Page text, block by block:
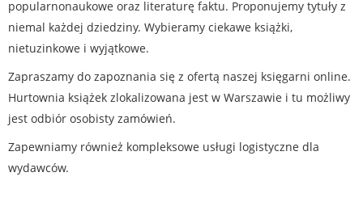
popularnonaukowe oraz literaturę faktu. Proponujemy tytuły z
niemal każdej dziedziny. Wybieramy ciekawe książki,
nietuzinkowe i wyjątkowe.
Zapraszamy do zapoznania się z ofertą naszej księgarni online.
Hurtownia książek zlokalizowana jest w Warszawie i tu możliwy
jest odbiór osobisty zamówień.
Zapewniamy również kompleksowe usługi logistyczne dla
wydawców.